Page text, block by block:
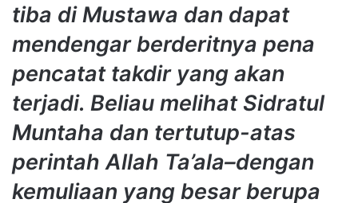
tiba di Mustawa dan dapat
mendengar berderitnya pena
pencatat takdir yang akan
terjadi. Beliau melihat Sidratul
Muntaha dan tertutup-atas
perintah Allah Ta’ala–dengan
kemuliaan yang besar berupa